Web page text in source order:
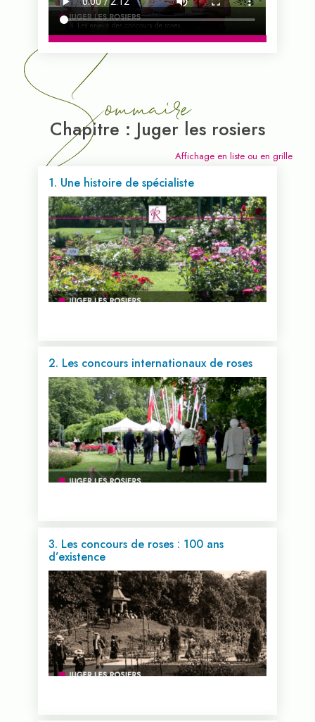
Sommaire
Chapitre : Juger les rosiers
Affichage en liste ou en grille
1. Une histoire de spécialiste
Voir cette vidéo...
2. Les concours internationaux de roses
3. Les concours de roses : 100 ans
d’existence